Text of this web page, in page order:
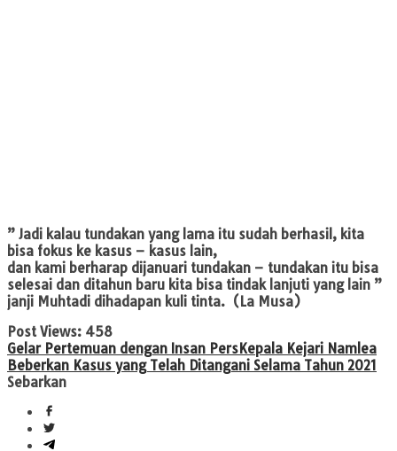
” Jadi kalau tundakan yang lama itu sudah berhasil, kita
bisa fokus ke kasus – kasus lain,
dan kami berharap dijanuari tundakan – tundakan itu bisa
selesai dan ditahun baru kita bisa tindak lanjuti yang lain ”
janji Muhtadi dihadapan kuli tinta. (La Musa)
Post Views: 458
Gelar Pertemuan dengan Insan PersKepala Kejari Namlea
Beberkan Kasus yang Telah Ditangani Selama Tahun 2021
Sebarkan